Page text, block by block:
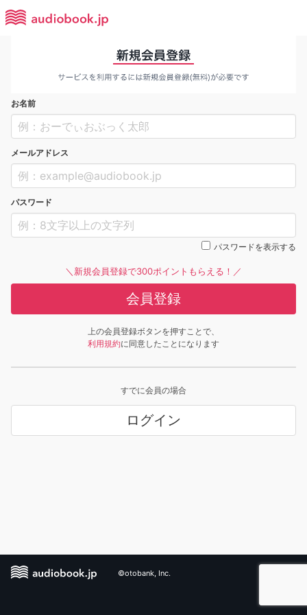
お名前
メールアドレス
パスワード
パスワードを表示する
＼新規会員登録で300ポイントもらえる！／
会員登録
上の会員登録ボタンを押すことで、
利用規約に同意したことになります
すでに会員の場合
ログイン
©otobank, Inc.